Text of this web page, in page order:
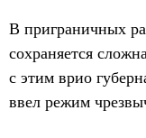
В приграничных
сохраняется
с этим врио
ввел режим